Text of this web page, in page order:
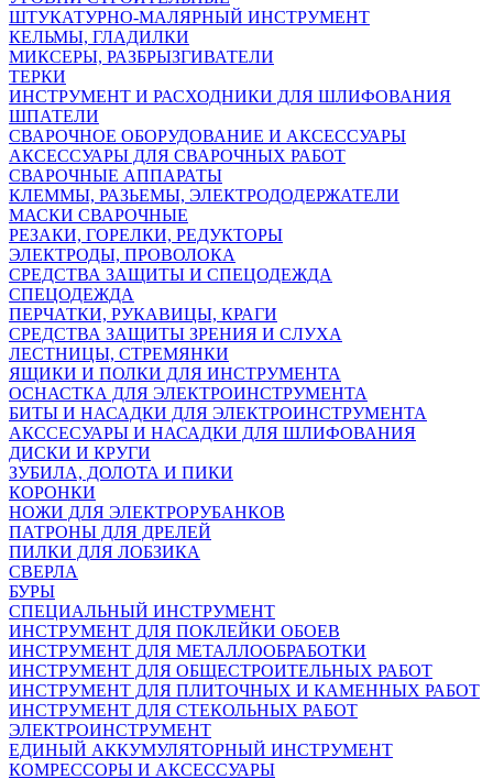
ШТУКАТУРНО-МАЛЯРНЫЙ ИНСТРУМЕНТ
КЕЛЬМЫ, ГЛАДИЛКИ
МИКСЕРЫ, РАЗБРЫЗГИВАТЕЛИ
ТЕРКИ
ИНСТРУМЕНТ И РАСХОДНИКИ ДЛЯ ШЛИФОВАНИЯ
ШПАТЕЛИ
СВАРОЧНОЕ ОБОРУДОВАНИЕ И АКСЕССУАРЫ
АКСЕССУАРЫ ДЛЯ СВАРОЧНЫХ РАБОТ
СВАРОЧНЫЕ АППАРАТЫ
КЛЕММЫ, РАЗЬЕМЫ, ЭЛЕКТРОДОДЕРЖАТЕЛИ
МАСКИ СВАРОЧНЫЕ
РЕЗАКИ, ГОРЕЛКИ, РЕДУКТОРЫ
ЭЛЕКТРОДЫ, ПРОВОЛОКА
СРЕДСТВА ЗАЩИТЫ И СПЕЦОДЕЖДА
СПЕЦОДЕЖДА
ПЕРЧАТКИ, РУКАВИЦЫ, КРАГИ
СРЕДСТВА ЗАЩИТЫ ЗРЕНИЯ И СЛУХА
ЛЕСТНИЦЫ, СТРЕМЯНКИ
ЯЩИКИ И ПОЛКИ ДЛЯ ИНСТРУМЕНТА
ОСНАСТКА ДЛЯ ЭЛЕКТРОИНСТРУМЕНТА
БИТЫ И НАСАДКИ ДЛЯ ЭЛЕКТРОИНСТРУМЕНТА
АКССЕСУАРЫ И НАСАДКИ ДЛЯ ШЛИФОВАНИЯ
ДИСКИ И КРУГИ
ЗУБИЛА, ДОЛОТА И ПИКИ
КОРОНКИ
НОЖИ ДЛЯ ЭЛЕКТРОРУБАНКОВ
ПАТРОНЫ ДЛЯ ДРЕЛЕЙ
ПИЛКИ ДЛЯ ЛОБЗИКА
СВЕРЛА
БУРЫ
СПЕЦИАЛЬНЫЙ ИНСТРУМЕНТ
ИНСТРУМЕНТ ДЛЯ ПОКЛЕЙКИ ОБОЕВ
ИНСТРУМЕНТ ДЛЯ МЕТАЛЛООБРАБОТКИ
ИНСТРУМЕНТ ДЛЯ ОБЩЕСТРОИТЕЛЬНЫХ РАБОТ
ИНСТРУМЕНТ ДЛЯ ПЛИТОЧНЫХ И КАМЕННЫХ РАБОТ
ИНСТРУМЕНТ ДЛЯ СТЕКОЛЬНЫХ РАБОТ
ЭЛЕКТРОИНСТРУМЕНТ
ЕДИНЫЙ АККУМУЛЯТОРНЫЙ ИНСТРУМЕНТ
КОМРЕССОРЫ И АКСЕССУАРЫ